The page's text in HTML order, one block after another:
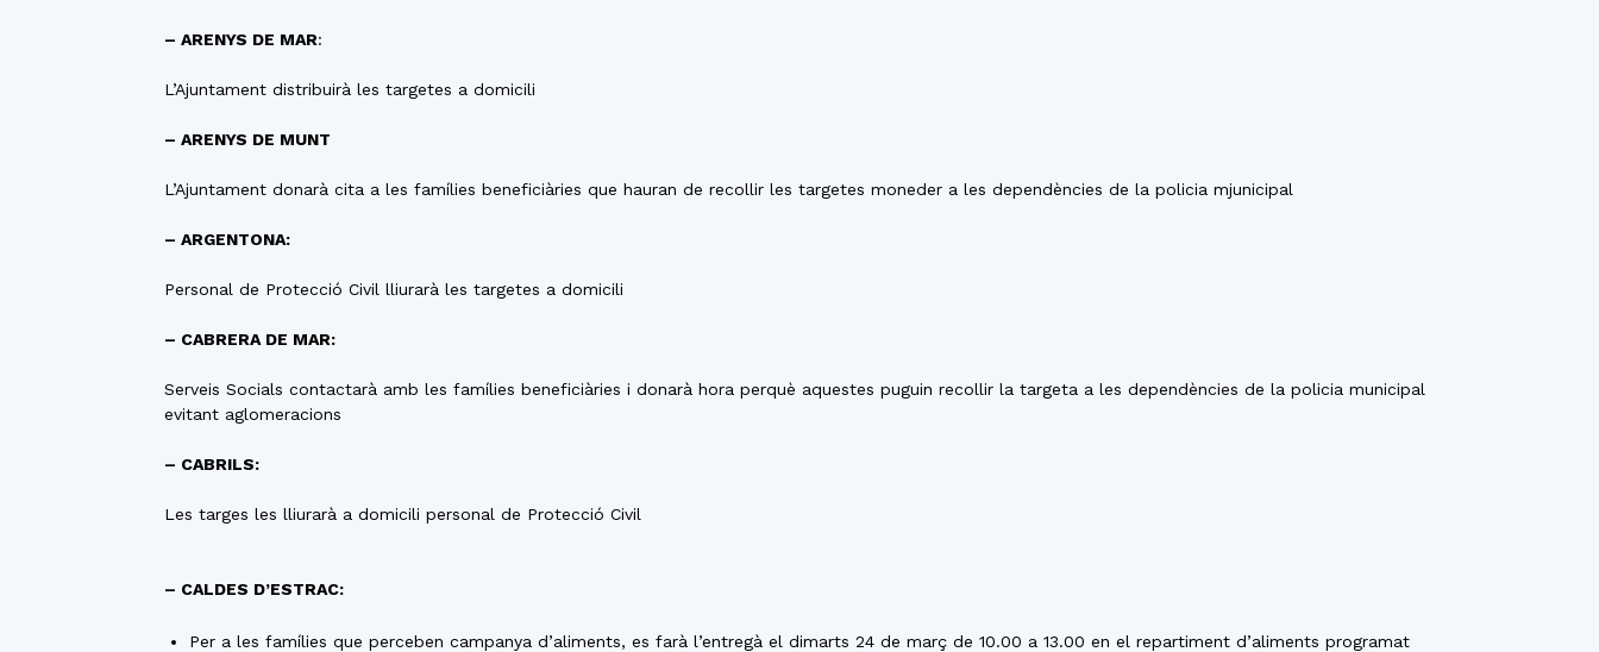
– ARENYS DE MAR:
L’Ajuntament distribuirà les targetes a domicili
– ARENYS DE MUNT
L’Ajuntament donarà cita a les famílies beneficiàries que hauran de recollir les targetes moneder a les dependències de la policia mjunicipal
– ARGENTONA:
Personal de Protecció Civil lliurarà les targetes a domicili
– CABRERA DE MAR:
Serveis Socials contactarà amb les famílies beneficiàries i donarà hora perquè aquestes puguin recollir la targeta a les dependències de la policia municipal
evitant aglomeracions
– CABRILS:
Les targes les lliurarà a domicili personal de Protecció Civil
– CALDES D’ESTRAC:
Per a les famílies que perceben campanya d’aliments, es farà l’entregà el dimarts 24 de març de 10.00 a 13.00 en el repartiment d’aliments programat